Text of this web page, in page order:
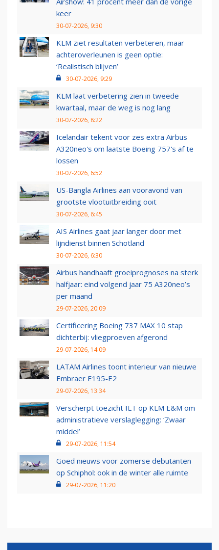
keer
30-07-2026, 9:30
KLM ziet resultaten verbeteren, maar
achteroverleunen is geen optie:
‘Realistisch blijven’
30-07-2026, 9:29
KLM laat verbetering zien in tweede
kwartaal, maar de weg is nog lang
30-07-2026, 8:22
Icelandair tekent voor zes extra Airbus
A320neo's om laatste Boeing 757's af te
lossen
30-07-2026, 6:52
US-Bangla Airlines aan vooravond van
grootste vlootuitbreiding ooit
30-07-2026, 6:45
AIS Airlines gaat jaar langer door met
lijndienst binnen Schotland
30-07-2026, 6:30
Airbus handhaaft groeiprognoses na sterk
halfjaar: eind volgend jaar 75 A320neo’s
per maand
29-07-2026, 20:09
Certificering Boeing 737 MAX 10 stap
dichterbij: vliegproeven afgerond
29-07-2026, 14:09
LATAM Airlines toont interieur van nieuwe
Embraer E195-E2
29-07-2026, 13:34
Verscherpt toezicht ILT op KLM E&M om
administratieve verslaglegging: ‘Zwaar
middel’
29-07-2026, 11:54
Goed nieuws voor zomerse debutanten
op Schiphol: ook in de winter alle ruimte
29-07-2026, 11:20